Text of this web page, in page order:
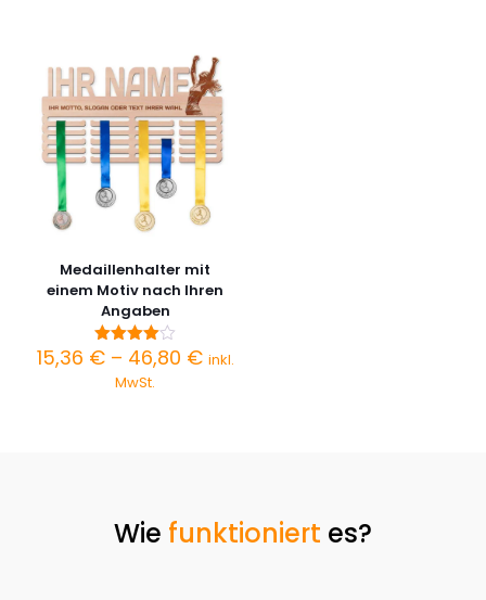
Medaillenhalter mit
einem Motiv nach Ihren
Angaben
Bewertet
mit
4.00
15,36 € – 46,80 €Preisspanne:
inkl.
MwSt.
Wie funktioniert es?